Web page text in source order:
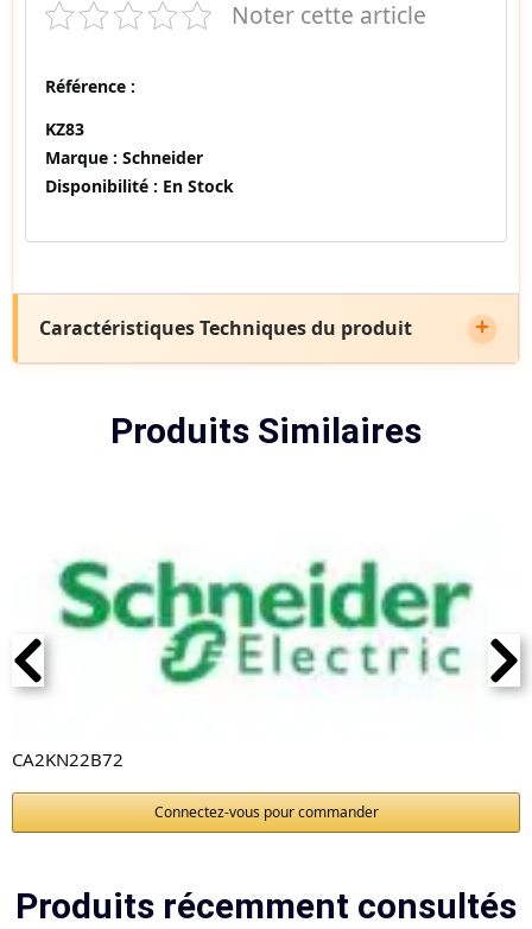
Noter cette article
Référence :
KZ83
Marque : Schneider
Disponibilité : En Stock
Caractéristiques Techniques du produit
Produits Similaires
CA2KN22B72
Connectez-vous pour commander
Produits récemment consultés